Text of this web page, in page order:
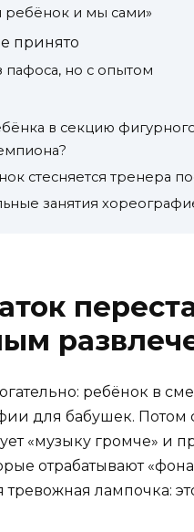
ребёнок и мы сами»
принято
но с опытом
в секцию
стесняется тренера
занятия
ребёнок в
для бабушек.
«музыку громче» и
отрабатывают
тревожная лампочка: